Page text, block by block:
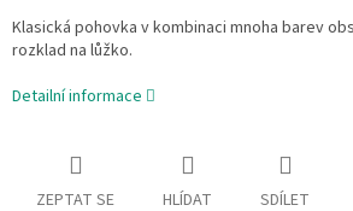
Klasická pohovka v kombinaci mnoha barev
rozklad na lůžko.
Detailní informace
ZEPTAT SE HLÍDAT SDÍLET